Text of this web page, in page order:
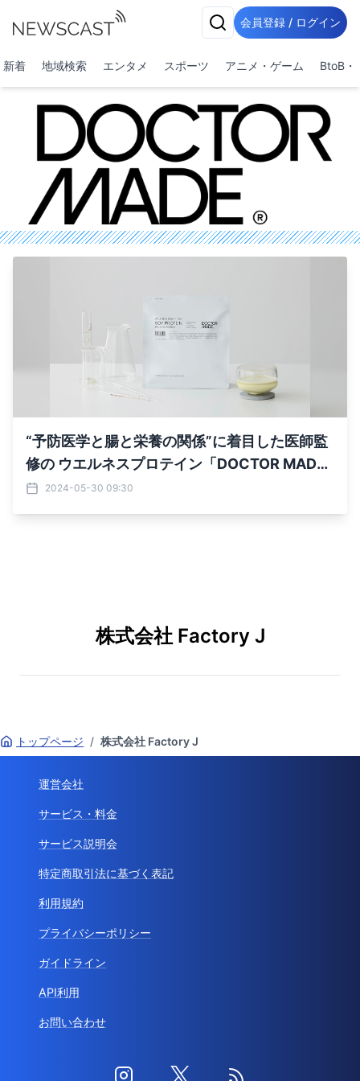
会員登録 / ログイン
新着 地域検索 エンタメ スポーツ アニメ・ゲーム BtoB・
“予防医学と腸と栄養の関係”に着目した医師監
修の ウエルネスプロテイン「DOCTOR MADE
(R)」が5月27日発売
2024-05-30 09:30
株式会社 Factory J
トップページ / 株式会社 Factory J
運営会社
サービス・料金
サービス説明会
特定商取引法に基づく表記
利用規約
プライバシーポリシー
ガイドライン
API利用
お問い合わせ